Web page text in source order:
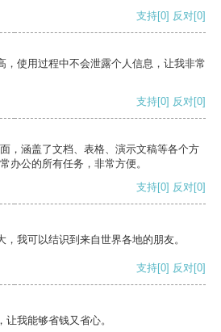
支持[0] 反对[0]
，使用过程中不会泄露个人信息，让我非常
支持[0] 反对[0]
，涵盖了文档、表格、演示文稿等各个方
办公的所有任务，非常方便。
支持[0] 反对[0]
我可以结识到来自世界各地的朋友。
支持[0] 反对[0]
我能够省钱又省心。